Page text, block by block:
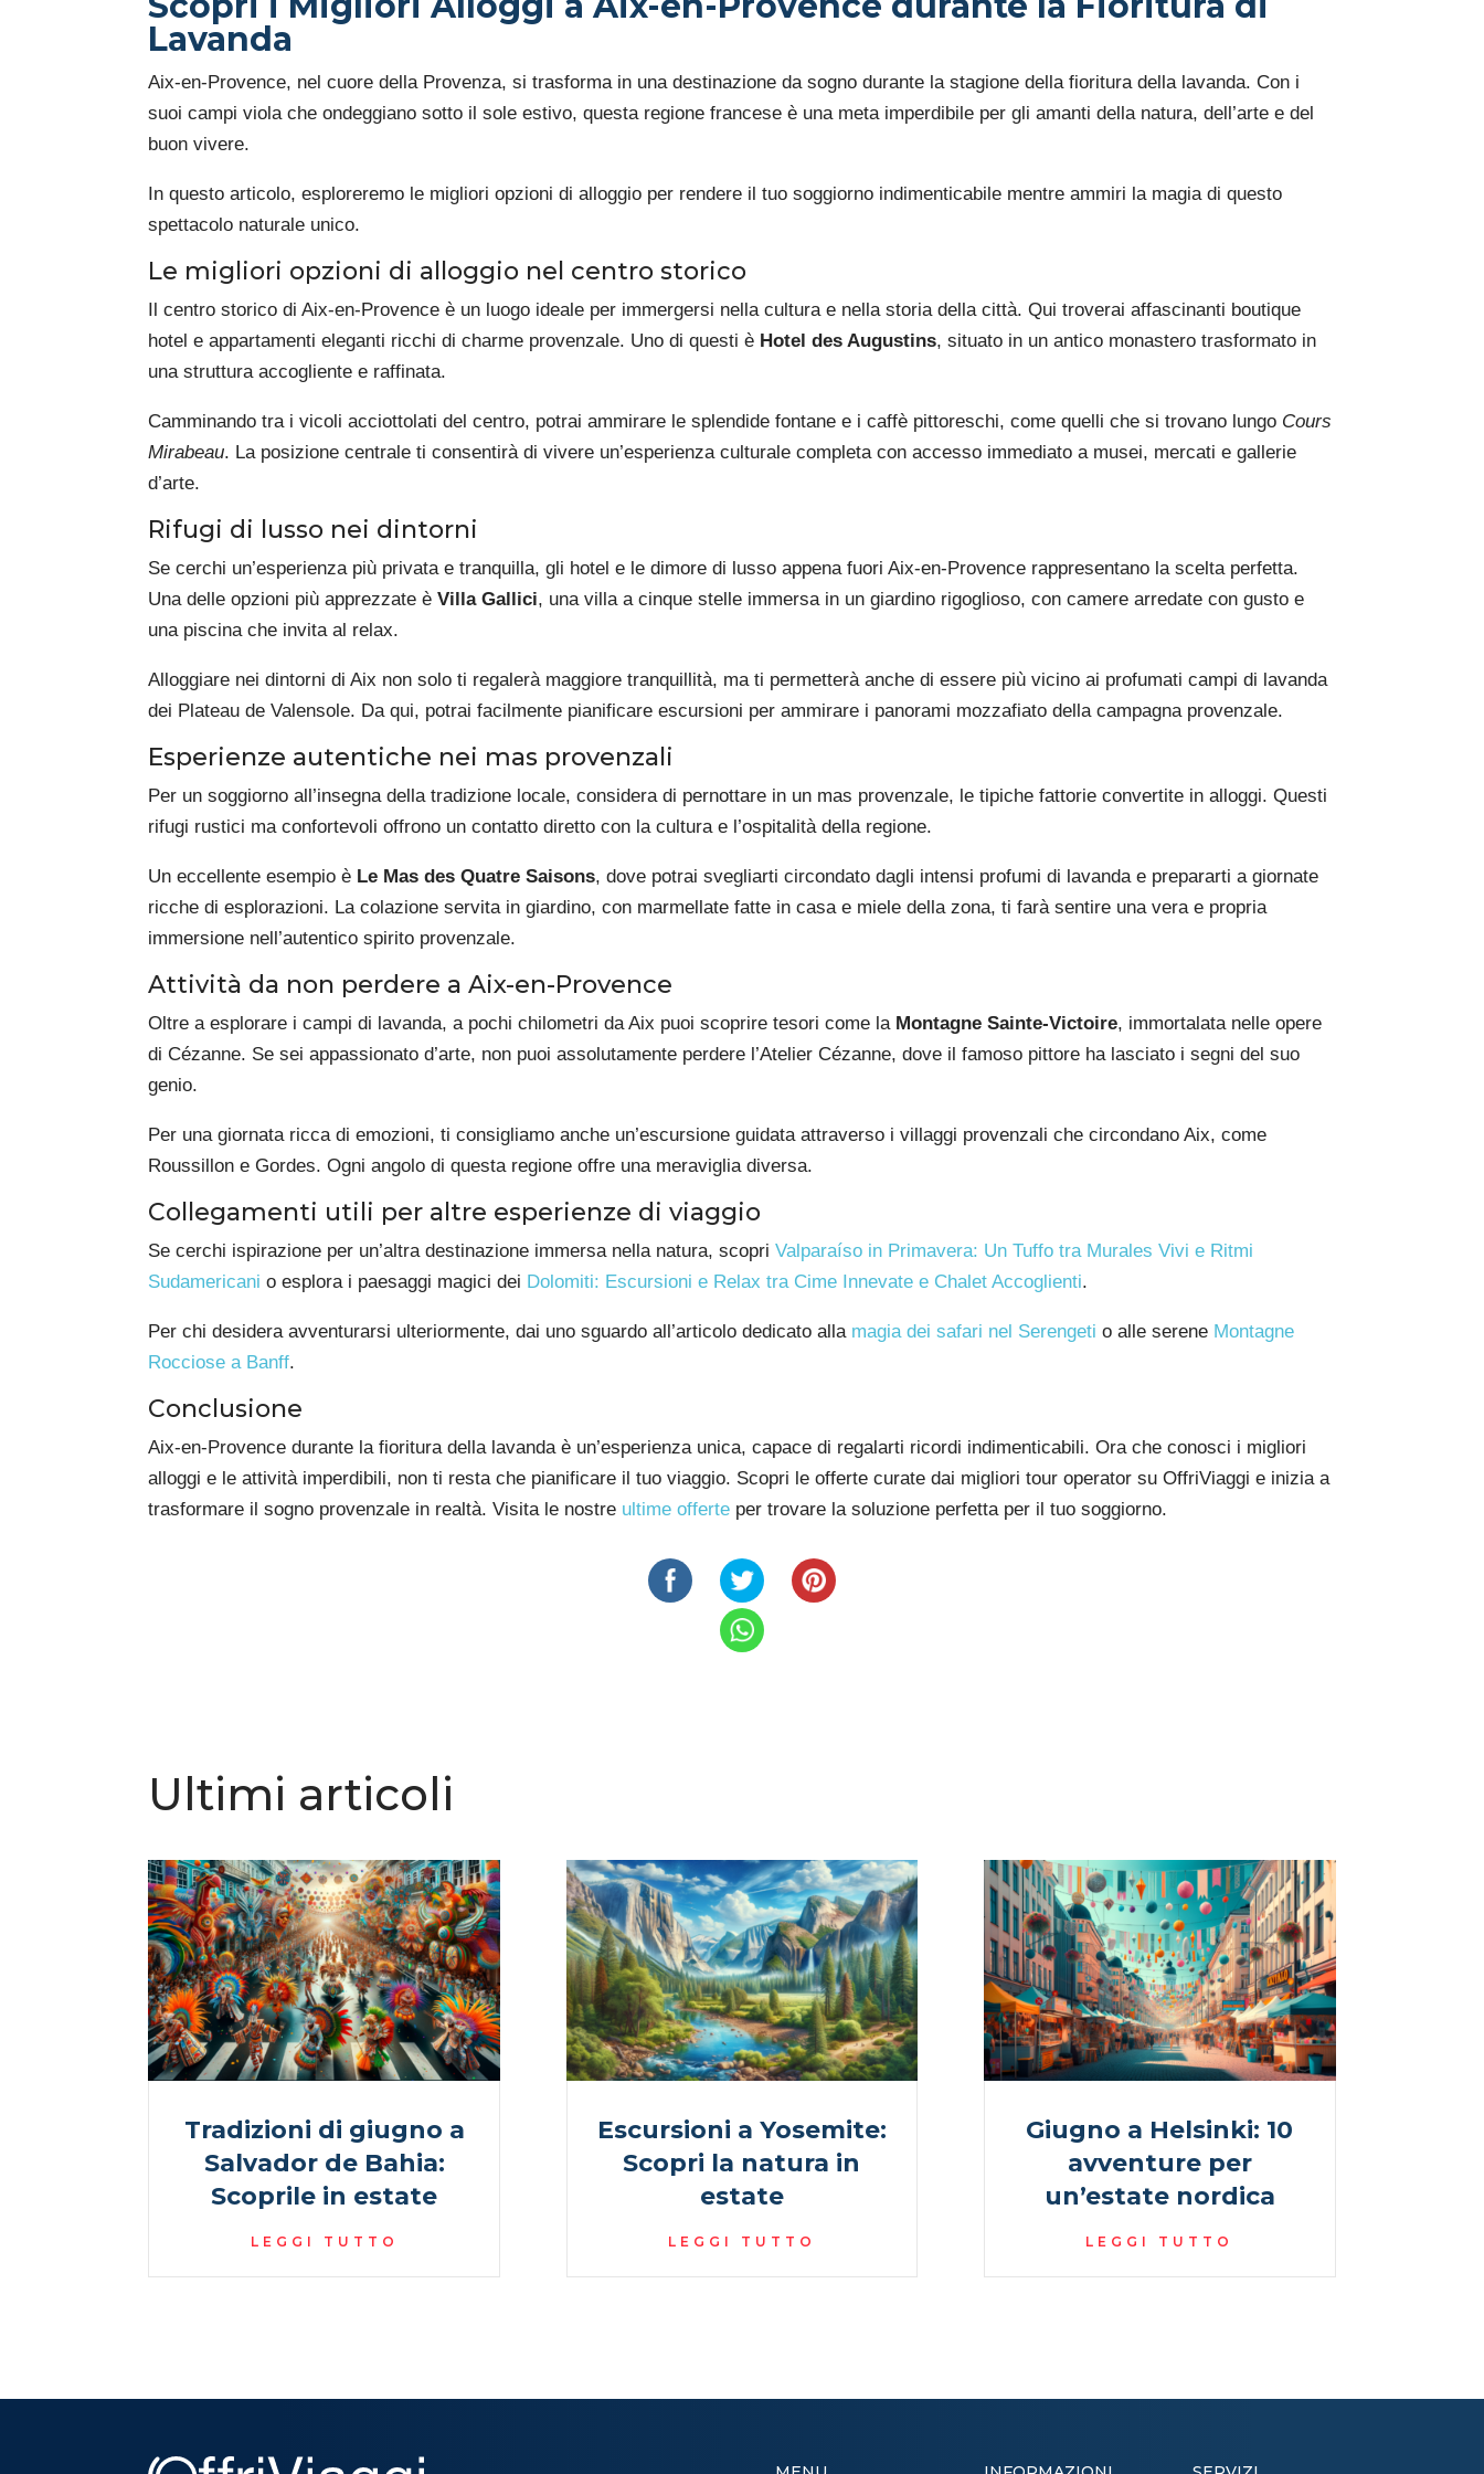
Lavanda
Aix-en-Provence, nel cuore della Provenza, si trasforma in una destinazione da sogno durante la stagione della fioritura della lavanda. Con i
suoi campi viola che ondeggiano sotto il sole estivo, questa regione francese è una meta imperdibile per gli amanti della natura, dell’arte e del
buon vivere.
In questo articolo, esploreremo le migliori opzioni di alloggio per rendere il tuo soggiorno indimenticabile mentre ammiri la magia di questo
spettacolo naturale unico.
Le migliori opzioni di alloggio nel centro storico
Il centro storico di Aix-en-Provence è un luogo ideale per immergersi nella cultura e nella storia della città. Qui troverai affascinanti boutique
hotel e appartamenti eleganti ricchi di charme provenzale. Uno di questi è Hotel des Augustins, situato in un antico monastero trasformato in
una struttura accogliente e raffinata.
Camminando tra i vicoli acciottolati del centro, potrai ammirare le splendide fontane e i caffè pittoreschi, come quelli che si trovano lungo Cours
Mirabeau. La posizione centrale ti consentirà di vivere un’esperienza culturale completa con accesso immediato a musei, mercati e gallerie
d’arte.
Rifugi di lusso nei dintorni
Se cerchi un’esperienza più privata e tranquilla, gli hotel e le dimore di lusso appena fuori Aix-en-Provence rappresentano la scelta perfetta.
Una delle opzioni più apprezzate èVilla Gallici, una villa a cinque stelle immersa in un giardino rigoglioso, con camere arredate con gusto e
una piscina che invita al relax.
Alloggiare nei dintorni di Aix non solo ti regalerà maggiore tranquillità, ma ti permetterà anche di essere più vicino ai profumati campi di lavanda
dei Plateau de Valensole. Da qui, potrai facilmente pianificare escursioni per ammirare i panorami mozzafiato della campagna provenzale.
Esperienze autentiche nei mas provenzali
Per un soggiorno all’insegna della tradizione locale, considera di pernottare in un mas provenzale, le tipiche fattorie convertite in alloggi. Questi
rifugi rustici ma confortevoli offrono un contatto diretto con la cultura e l’ospitalità della regione.
Un eccellente esempio è Le Mas des Quatre Saisons, dove potrai svegliarti circondato dagli intensi profumi di lavanda e prepararti a giornate
ricche di esplorazioni. La colazione servita in giardino, con marmellate fatte in casa e miele della zona, ti farà sentire una vera e propria
immersione nell’autentico spirito provenzale.
Attività da non perdere a Aix-en-Provence
Oltre a esplorare i campi di lavanda, a pochi chilometri da Aix puoi scoprire tesori come la Montagne Sainte-Victoire, immortalata nelle opere
di Cézanne. Se sei appassionato d’arte, non puoi assolutamente perdere l’Atelier Cézanne, dove il famoso pittore ha lasciato i segni del suo
genio.
Per una giornata ricca di emozioni, ti consigliamo anche un’escursione guidata attraverso i villaggi provenzali che circondano Aix, come
Roussillon e Gordes. Ogni angolo di questa regione offre una meraviglia diversa.
Collegamenti utili per altre esperienze di viaggio
Se cerchi ispirazione per un’altra destinazione immersa nella natura, scopriValparaíso in Primavera: Un Tuffo tra Murales Vivi e Ritmi
Sudamericani o esplora i paesaggi magici dei Dolomiti: Escursioni e Relax tra Cime Innevate e Chalet Accoglienti.
Per chi desidera avventurarsi ulteriormente, dai uno sguardo all’articolo dedicato alla magia dei safari nel Serengeti o alle serene Montagne
Rocciose a Banff.
Conclusione
Aix-en-Provence durante la fioritura della lavanda è un’esperienza unica, capace di regalarti ricordi indimenticabili. Ora che conosci i migliori
alloggi e le attività imperdibili, non ti resta che pianificare il tuo viaggio. Scopri le offerte curate dai migliori tour operator su OffriViaggi e inizia a
trasformare il sogno provenzale in realtà. Visita le nostre ultime offerte per trovare la soluzione perfetta per il tuo soggiorno.
Ultimi articoli
Tradizioni di giugno a
Salvador de Bahia:
Scoprile in estate
LEGGI TUTTO
Escursioni a Yosemite:
Scopri la natura in
estate
LEGGI TUTTO
Giugno a Helsinki: 10
avventure per
un’estate nordica
LEGGI TUTTO